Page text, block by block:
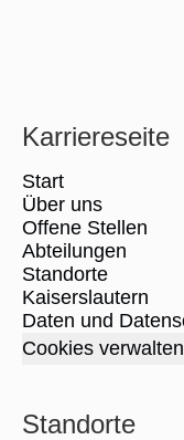
Karriereseite
Start
Über uns
Offene Stellen
Abteilungen
Standorte
Kaiserslautern
Daten und
Cookies verwalten
Standorte